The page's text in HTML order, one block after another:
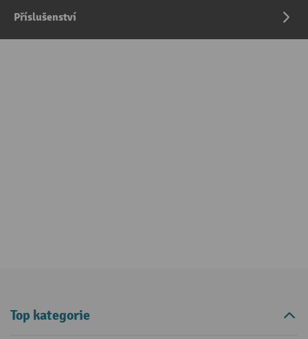
Příslušenství
Top kategorie